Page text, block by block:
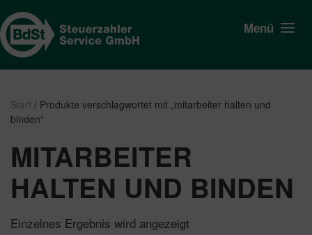
Menü
Start / Produkte verschlagwortet mit „mitarbeiter halten und
binden“
MITARBEITER
HALTEN UND BINDEN
Einzelnes Ergebnis wird angezeigt